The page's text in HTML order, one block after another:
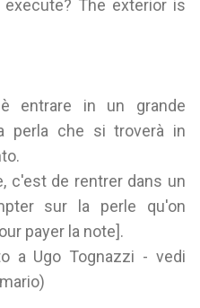
The exterior is
entrare in un grande
perla che si troverà in
c'est de rentrer dans un
sur la perle qu'on
payer la note].
a Ugo Tognazzi - vedi